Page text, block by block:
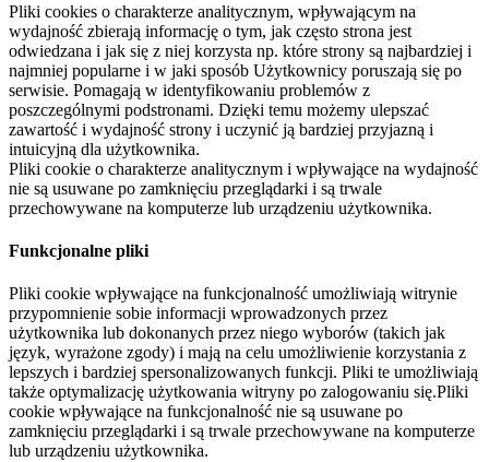
Pliki cookies o charakterze analitycznym, wpływającym na
wydajność zbierają informację o tym, jak często strona jest
odwiedzana i jak się z niej korzysta np. które strony są najbardziej i
najmniej popularne i w jaki sposób Użytkownicy poruszają się po
serwisie. Pomagają w identyfikowaniu problemów z
poszczególnymi podstronami. Dzięki temu możemy ulepszać
zawartość i wydajność strony i uczynić ją bardziej przyjazną i
intuicyjną dla użytkownika.
Pliki cookie o charakterze analitycznym i wpływające na wydajność
nie są usuwane po zamknięciu przeglądarki i są trwale
przechowywane na komputerze lub urządzeniu użytkownika.
Funkcjonalne pliki
Pliki cookie wpływające na funkcjonalność umożliwiają witrynie
przypomnienie sobie informacji wprowadzonych przez
użytkownika lub dokonanych przez niego wyborów (takich jak
język, wyrażone zgody) i mają na celu umożliwienie korzystania z
lepszych i bardziej spersonalizowanych funkcji. Pliki te umożliwiają
także optymalizację użytkowania witryny po zalogowaniu się.Pliki
cookie wpływające na funkcjonalność nie są usuwane po
zamknięciu przeglądarki i są trwale przechowywane na komputerze
lub urządzeniu użytkownika.